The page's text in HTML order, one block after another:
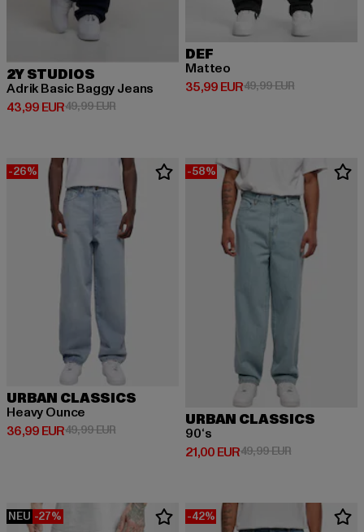
2Y STUDIOS
Adrik Basic Baggy Jeans
43,99 EUR
Derzeitiger Preis: 43,99 EUR
49,99 EURAktionspreis: 49,99 EUR
DEF
Matteo
35,99 EUR
Derzeitiger Preis: 35,99 EUR
49,99 EURAktionspreis:
-26%
URBAN CLASSICS
Heavy Ounce
36,99 EUR
Derzeitiger Preis: 36,99 EUR
49,99 EURAktionspreis: 49,99 EUR
-58%
URBAN CLASSICS
90‘s
21,00 EUR
Derzeitiger Preis: 21,00 EUR
49,99 EURAktionspreis:
NEU -27% -42%